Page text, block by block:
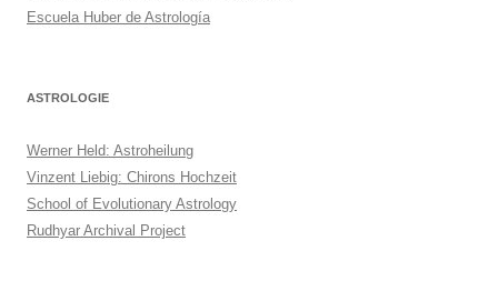
Escuela Huber de Astrología
ASTROLOGIE
Werner Held: Astroheilung
Vinzent Liebig: Chirons Hochzeit
School of Evolutionary Astrology
Rudhyar Archival Project